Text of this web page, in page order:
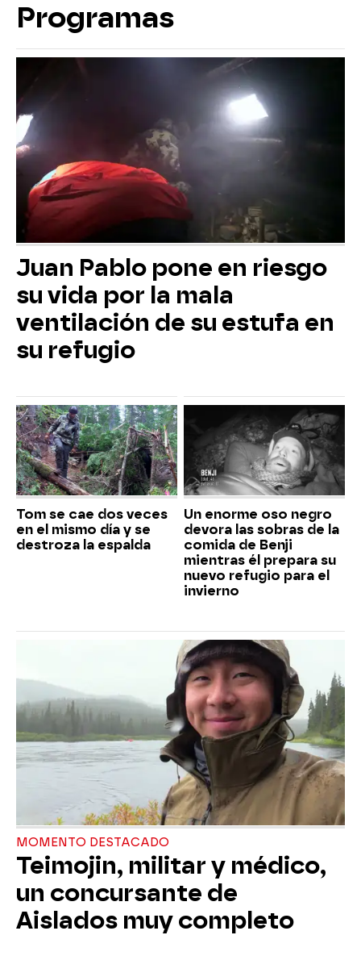
Programas
Juan Pablo pone en riesgo
su vida por la mala
ventilación de su estufa en
su refugio
Tom se cae dos veces
en el mismo día y se
destroza la espalda
Un enorme oso negro
devora las sobras de la
comida de Benji
mientras él prepara su
nuevo refugio para el
invierno
MOMENTO DESTACADO
Teimojin, militar y médico,
un concursante de
Aislados muy completo